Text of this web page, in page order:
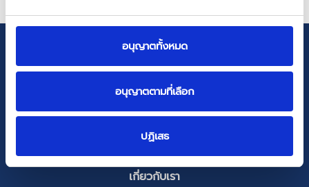
อนุญาตทั้งหมด
อนุญาตตามที่เลือก
ปฏิเสธ
หน้าแรก
เกี่ยวกับเรา